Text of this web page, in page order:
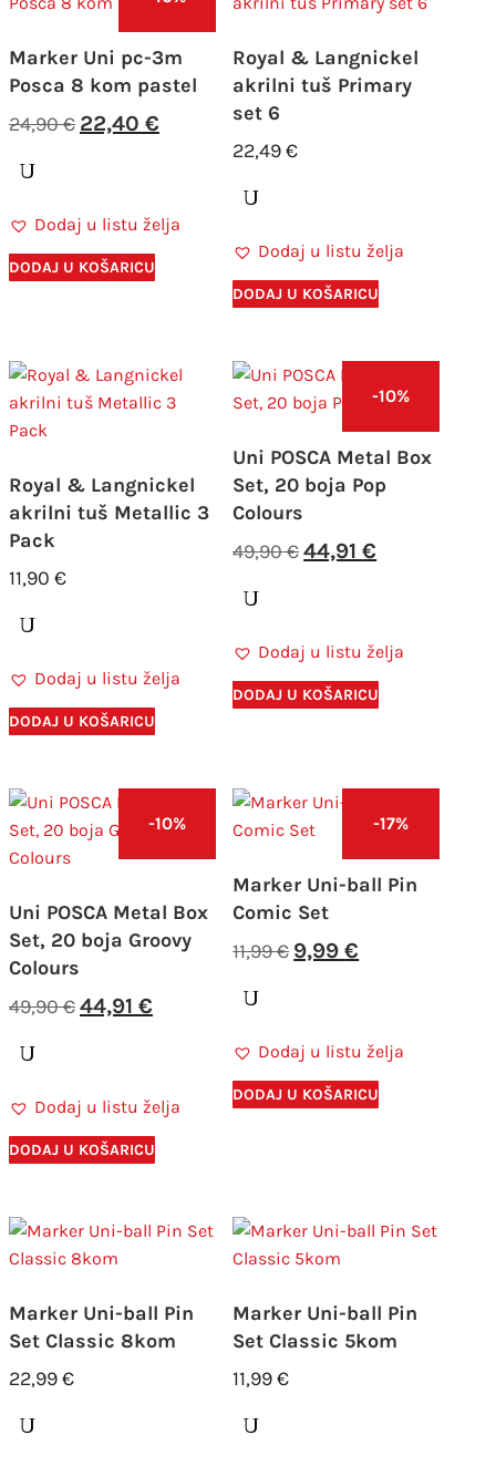
Marker Uni pc-3m
Posca 8 kom pastel
24,90€ Izvorna
24,90 €.
22,40 € Trenutna
Dodaj u listu želja
DODAJ U KOŠARICU
Royal & Langnickel
akrilni tuš Primary
set 6
22,49€
Dodaj u listu želja
DODAJ U KOŠARICU
Royal & Langnickel
akrilni tuš Metallic 3
Pack
11,90 €
Dodaj u listu želja
DODAJ U KOŠARICU
-10%
Uni POSCA Metal Box
Set, 20 boja Pop
Colours
49,90€Izvorna
49,90 €.
44,91€
Dodaj u listu želja
DODAJ U KOŠARICU
-10%
Uni POSCA Metal Box
Set, 20 boja Groovy
Colours
49,90€Izvorna
49,90 €.
44,91 €
Dodaj u listu želja
DODAJ U KOŠARICU
-17%
Marker Uni-ball Pin
Comic Set
11,99€ Izvorna
11,99 €.
9,99€
Dodaj u listu želja
DODAJ U KOŠARICU
Marker Uni-ball Pin
Set Classic 8kom
22,99€
Marker Uni-ball Pin
Set Classic 5kom
11,99€